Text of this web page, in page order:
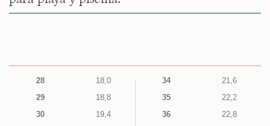
28
18,0
29
18,8
30
19,4
34
21,6
35
22,2
36
22,8